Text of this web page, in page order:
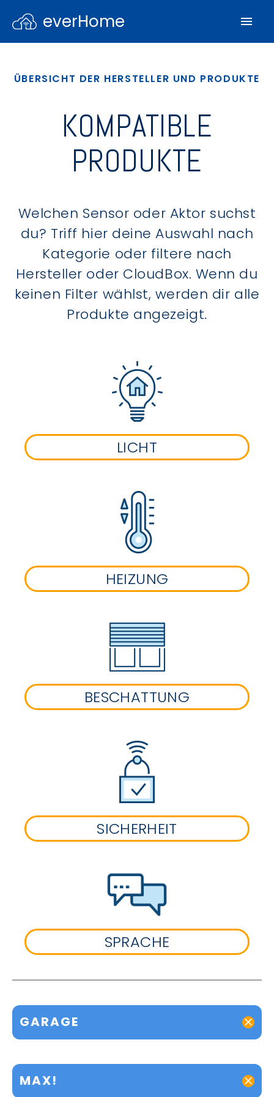
everHome
ÜBERSICHT DER HERSTELLER UND PRODUKTE
KOMPATIBLE
PRODUKTE
Welchen Sensor oder Aktor suchst
du? Triff hier deine Auswahl nach
Kategorie oder filtere nach
Hersteller oder CloudBox. Wenn du
keinen Filter wählst, werden dir alle
Produkte angezeigt.
LICHT
HEIZUNG
BESCHATTUNG
SICHERHEIT
SPRACHE
GARAGE
MAX!